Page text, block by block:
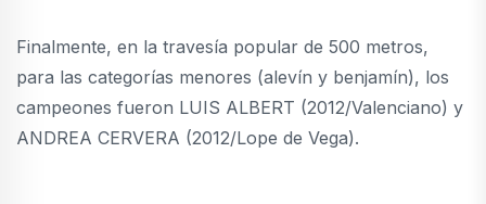
Finalmente, en la travesía popular de 500 metros,
para las categorías menores (alevín y benjamín), los
campeones fueron LUIS ALBERT (2012/Valenciano) y
ANDREA CERVERA (2012/Lope de Vega).